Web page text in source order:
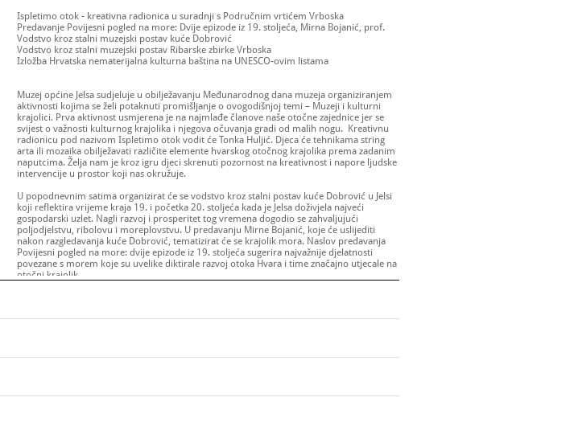
Ispletimo otok - kreativna radionica u suradnji s Područnim vrtićem Vrboska
Predavanje Povijesni pogled na more: Dvije epizode iz 19. stoljeća, Mirna Bojanić, prof.
Vodstvo kroz stalni muzejski postav kuće Dobrović
Vodstvo kroz stalni muzejski postav Ribarske zbirke Vrboska
Izložba Hrvatska nematerijalna kulturna baština na UNESCO-ovim listama
Muzej općine Jelsa sudjeluje u obilježavanju Međunarodnog dana muzeja organiziranjem
aktivnosti kojima se želi potaknuti promišljanje o ovogodišnjoj temi – Muzeji i kulturni
krajolici. Prva aktivnost usmjerena je na najmlađe članove naše otočne zajednice jer se
svijest o važnosti kulturnog krajolika i njegova očuvanja gradi od malih nogu. Kreativnu
radionicu pod nazivom Ispletimo otok vodit će Tonka Huljić. Djeca će tehnikama string
arta ili mozaika obilježavati različite elemente hvarskog otočnog krajolika prema zadanim
naputcima. Želja nam je kroz igru djeci skrenuti pozornost na kreativnost i napore ljudske
intervencije u prostor koji nas okružuje.
U popodnevnim satima organizirat će se vodstvo kroz stalni postav kuće Dobrović u Jelsi
koji reflektira vrijeme kraja 19. i početka 20. stoljeća kada je Jelsa doživjela najveći
gospodarski uzlet. Nagli razvoj i prosperitet tog vremena dogodio se zahvaljujući
poljodjelstvu, ribolovu i moreplovstvu. U predavanju Mirne Bojanić, koje će uslijediti
nakon razgledavanja kuće Dobrović, tematizirat će se krajolik mora. Naslov predavanja
Povijesni pogled na more: dvije epizode iz 19. stoljeća sugerira najvažnije djelatnosti
povezane s morem koje su uvelike diktirale razvoj otoka Hvara i time značajno utjecale na
otočni krajolik.
listama (18. ožujka – 30. svibnja 2016.). Također, biti će otvorena i Ribarska zbirka u